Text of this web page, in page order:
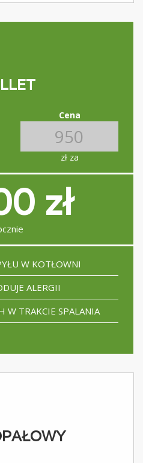
Cena
zł za
zł
W KOTŁOWNI
ALERGII
W TRAKCIE SPALANIA